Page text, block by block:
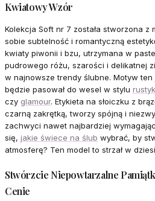
Kwiatowy Wzór
Kolekcja Soft nr 7 została stworzona z
sobie subtelność i romantyczną
kwiaty piwonii i bzu, utrzymana w
pudrowego różu, szarości i delikatnej
w najnowsze trendy ślubne. Motyw
będzie pasował do wesel w stylu
czy glamour. Etykieta na słoiczku z
czarną zakrętką, tworzy spójną i
zachwyci nawet najbardziej
się, jakie świece na ślub wybrać, by
atmosferę? Ten model to strzał w
Stwórzcie Niepowtarzalne
Cenie